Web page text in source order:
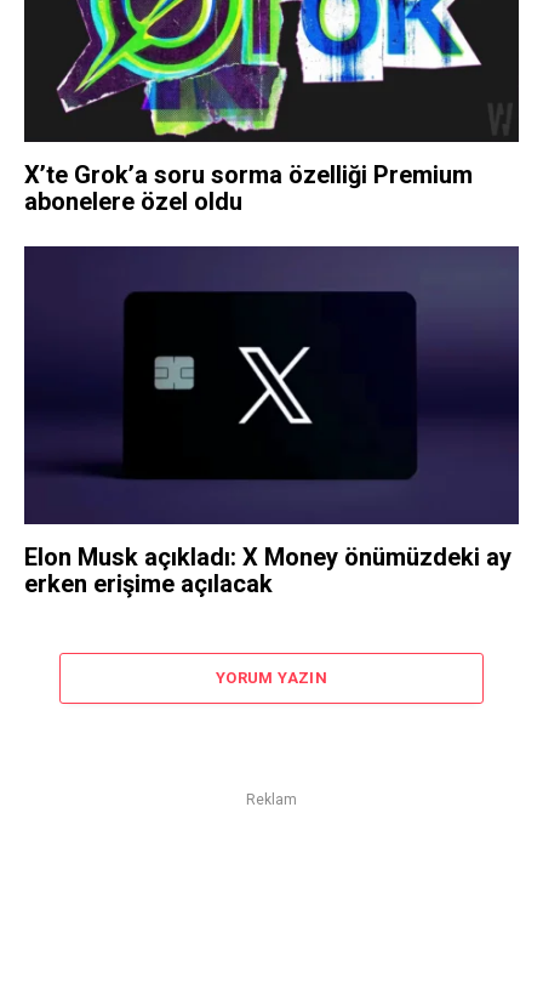
X’te Grok’a soru sorma özelliği Premium
abonelere özel oldu
Elon Musk açıkladı: X Money önümüzdeki ay
erken erişime açılacak
YORUM YAZIN
Reklam